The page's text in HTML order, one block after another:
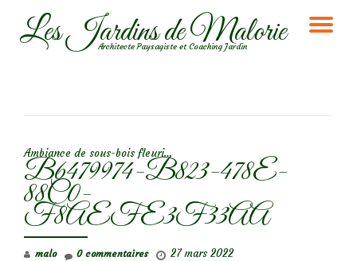
AllerLes Jardins de Malorie
Architecte Paysagiste et Coaching Jardin
Ambiance de sous-bois fleuri…
B6479974-B823-478E-
88C0-
F8AEFE3F33AA
malo 27 mars 2022
0 commentaires